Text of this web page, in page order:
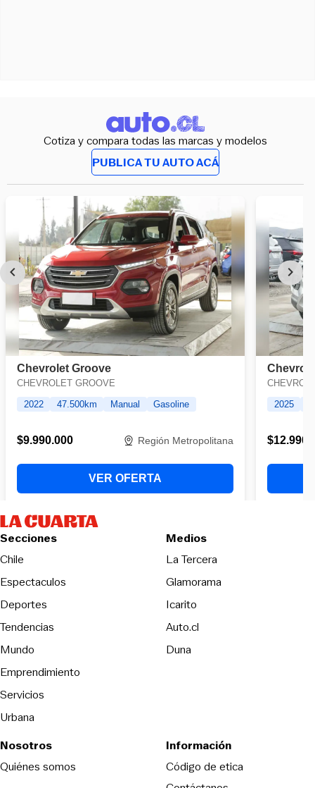
Cotiza y compara todas las marcas y modelos
PUBLICA TU AUTO ACÁ
Secciones
Chile
Espectaculos
Deportes
Tendencias
Mundo
Emprendimiento
Servicios
Urbana
Medios
La TerceraOpens in new
Glamorama
Icarito
Auto.cl
DunaOpens in new window
Nosotros
Quiénes somos
Información
Código de eticaOpens in new